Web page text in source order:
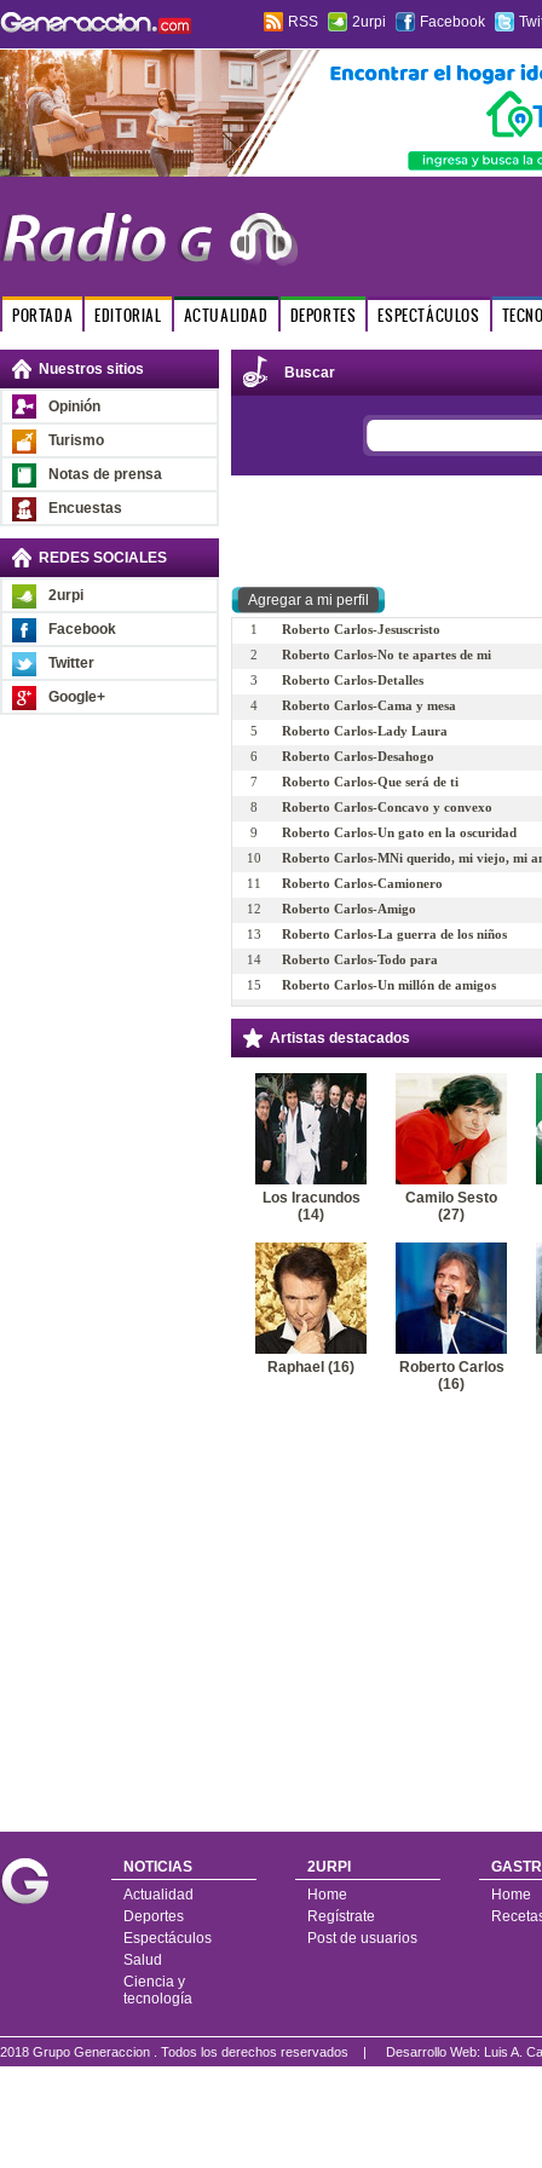
RSS 2urpi Facebook
PORTADA EDITORIAL ACTUALIDAD DEPORTES ESPECTÁCULOS
Nuestros sitios
Opinión
Turismo
Notas de prensa
Encuestas
REDES SOCIALES
2urpi
Facebook
Twitter
Google+
Buscar
1
Roberto Carlos-Jesuscristo
2
Roberto Carlos-No te apartes de mi
3
Roberto Carlos-Detalles
4
Roberto Carlos-Cama y mesa
5
Roberto Carlos-Lady Laura
6
Roberto Carlos-Desahogo
7
Roberto Carlos-Que será de ti
8
Roberto Carlos-Concavo y convexo
9
Roberto Carlos-Un gato en la oscuridad
10
Roberto Carlos-MNi querido, mi viejo, mi
11
Roberto Carlos-Camionero
12
Roberto Carlos-Amigo
13
Roberto Carlos-La guerra de los niños
14
Roberto Carlos-Todo para
15
Roberto Carlos-Un millón de amigos
16
Roberto Carlos-Amada amante
Artistas destacados
Los Iracundos
(14)
Camilo Sesto
(27)
Raphael (16)
Roberto Carlos
(16)
NOTICIAS
Actualidad
Deportes
Espectáculos
Salud
Ciencia y
tecnología
2URPI
Home
Regístrate
Post de usuarios
Home
2018 Grupo Generaccion . Todos los derechos reservados | Desarrollo Web: Luis